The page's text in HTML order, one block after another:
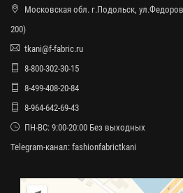
Московская обл. г.Подольск,
200)
tkani@f-fabric.ru
8-800-302-30-15
8-499-408-20-84
8-964-642-69-43
ПН-ВС: 9:00-20:00 Без выходных
Telegram-канал: fashionfabrictkani